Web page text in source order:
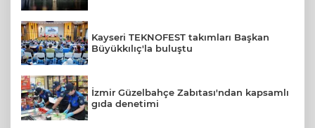
Kayseri TEKNOFEST takımları Başkan
Büyükkılıç'la buluştu
İzmir Güzelbahçe Zabıtası'ndan kapsamlı
gıda denetimi